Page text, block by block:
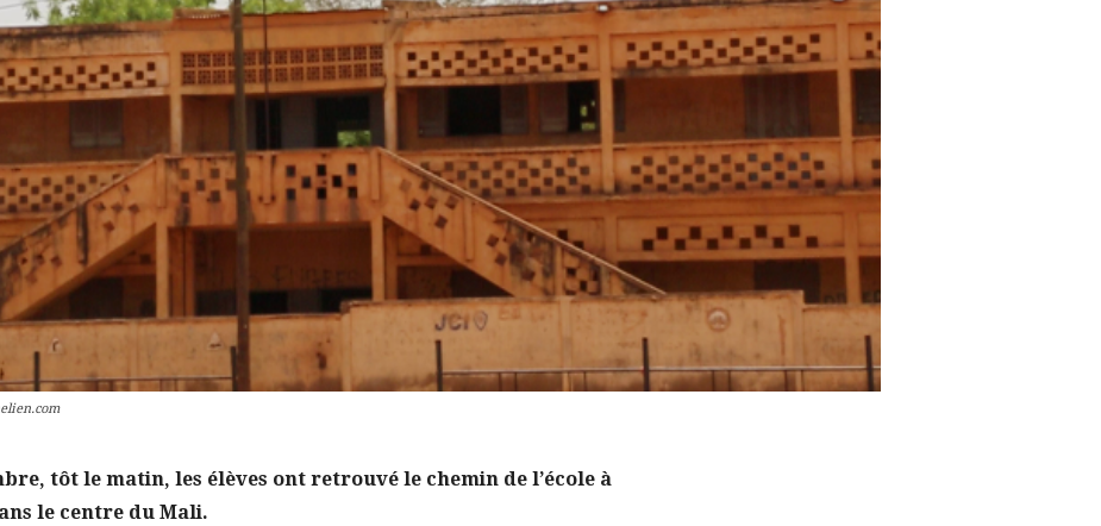
tôt le matin, les élèves ont retrouvé le chemin de l’école à
le centre du Mali.